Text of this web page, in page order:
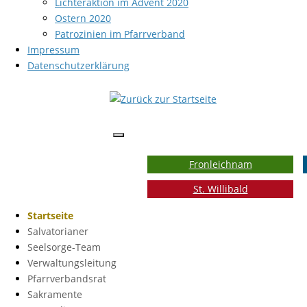
Ostern 2020
Patrozinien im Pfarrverband
Impressum
Datenschutzerklärung
Fronleichnam
St. Willibald
Startseite
Salvatorianer
Seelsorge-Team
Verwaltungsleitung
Pfarrverbandsrat
Sakramente